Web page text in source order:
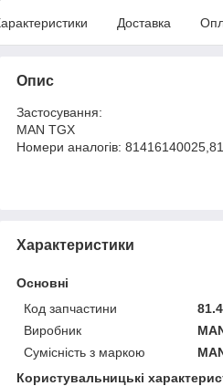
Доставка
Опис
Застосування:
MAN TGX
Номери аналогів:
Характеристики
Основні
Код запчастини
Виробник
Сумісність з маркою
Користувальницькі